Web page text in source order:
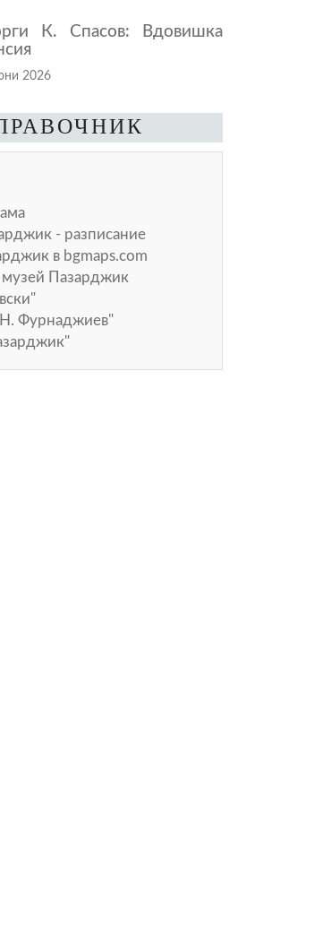
К. Спасов: Вдовишка
2026
- разписание
в bgmaps.com
музей Пазарджик
Фурнаджиев"